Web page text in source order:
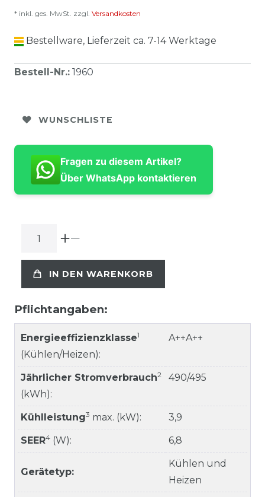
* inkl. ges. MwSt. zzgl. Versandkosten
Bestellware, Lieferzeit ca. 7-14 Werktage
Bestell-Nr.: 1960
WUNSCHLISTE
Fragen zu diesem Artikel?
Über WhatsApp kontaktieren
IN DEN WARENKORB
Pflichtangaben:
Energieeffizienzklasse1
(Kühlen/Heizen):
A++A++
Jährlicher Stromverbrauch2
(kWh):
490/495
Kühlleistung3 max. (kW): 3,9
SEER4 (W): 6,8
Gerätetyp:
Kühlen und
Heizen